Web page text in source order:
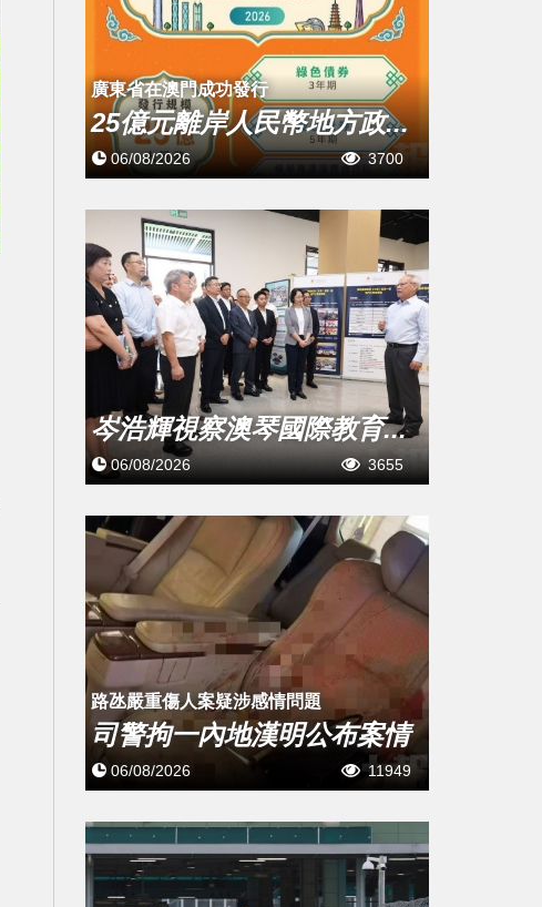
廣東省在澳門成功發行
25億元離岸人民幣地方政...
06/08/2026 3700
岑浩輝視察澳琴國際教育...
06/08/2026 3655
​路氹嚴重傷人案疑涉感情問題
司警拘一內地漢明公布案情
06/08/2026 11949